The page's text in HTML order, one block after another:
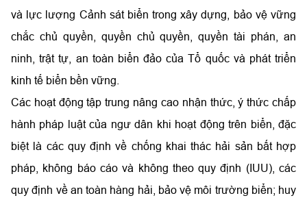
và lực lượng Cảnh sát biển trong xây dựng, bảo vệ vững
chắc chủ quyền, quyền chủ quyền, quyền tài phán, an
ninh, trật tự, an toàn biển đảo của Tổ quốc và phát triển
kinh tế biển bền vững.
Các hoạt động tập trung nâng cao nhận thức, ý thức chấp
hành pháp luật của ngư dân khi hoạt động trên biển, đặc
biệt là các quy định về chống khai thác hải sản bất hợp
pháp, không báo cáo và không theo quy định (IUU), các
quy định về an toàn hàng hải, bảo vệ môi trường biển; huy